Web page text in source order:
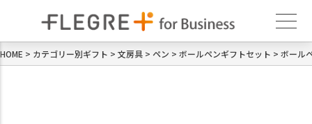
HOME カテゴリー別ギフト 文房具 ペン ボールペンギフトセット ボール